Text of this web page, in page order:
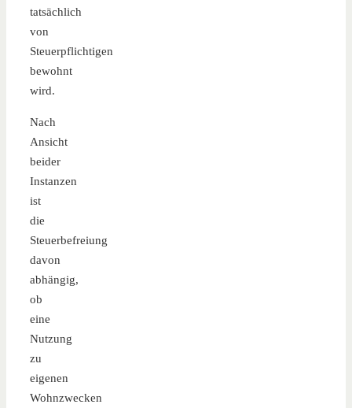
tatsächlich
von
Steuerpflichtigen
bewohnt
wird.
Nach
Ansicht
beider
Instanzen
ist
die
Steuerbefreiung
davon
abhängig,
ob
eine
Nutzung
zu
eigenen
Wohnzwecken